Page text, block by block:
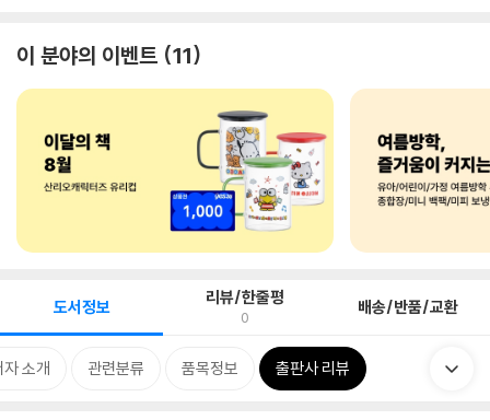
이 분야의 이벤트 11
도서정보 리뷰/한줄평
0 배송/반품/교환
자 소개 관련분류 품목정보 출판사 리뷰